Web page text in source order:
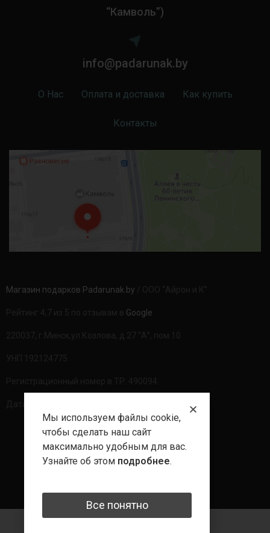
“Камволь”)
info@padarunak.by
О Нас Оплата и доставка Как купить
Контакты
Магазин подарков Padarunak.by
Google
Политика обработки данных
Мы используем файлы cookie,
чтобы сделать наш сайт
максимально удобным для вас.
Узнайте об этом подробнее.
Все понятно